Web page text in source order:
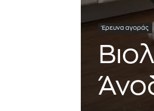
Έρευνα αγοράς